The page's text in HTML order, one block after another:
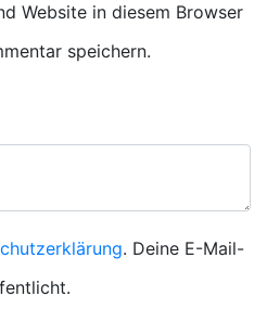
Website in diesem Browser
speichern.
. Deine E-Mail-